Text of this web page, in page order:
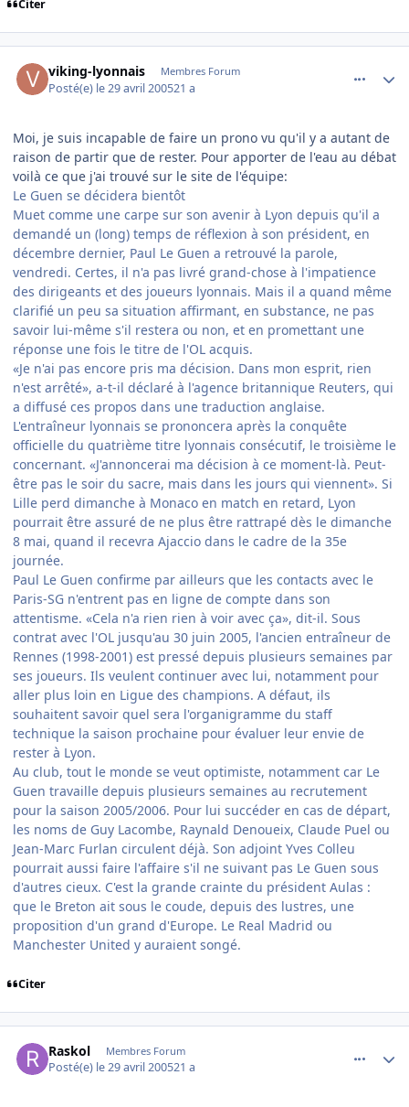
Citer
viking-lyonnais Membres Forum
Posté(e) le 29 avril 200521 a
Moi, je suis incapable de faire un prono vu qu'il y a autant de
raison de partir que de rester. Pour apporter de l'eau au débat
voilà ce que j'ai trouvé sur le site de l'équipe:
Le Guen se décidera bientôt
Muet comme une carpe sur son avenir à Lyon depuis qu'il a
demandé un (long) temps de réflexion à son président, en
décembre dernier, Paul Le Guen a retrouvé la parole,
vendredi. Certes, il n'a pas livré grand-chose à l'impatience
des dirigeants et des joueurs lyonnais. Mais il a quand même
clarifié un peu sa situation affirmant, en substance, ne pas
savoir lui-même s'il restera ou non, et en promettant une
réponse une fois le titre de l'OL acquis.
«Je n'ai pas encore pris ma décision. Dans mon esprit, rien
n'est arrêté», a-t-il déclaré à l'agence britannique Reuters, qui
a diffusé ces propos dans une traduction anglaise.
L'entraîneur lyonnais se prononcera après la conquête
officielle du quatrième titre lyonnais consécutif, le troisième le
concernant. «J'annoncerai ma décision à ce moment-là. Peut-
être pas le soir du sacre, mais dans les jours qui viennent». Si
Lille perd dimanche à Monaco en match en retard, Lyon
pourrait être assuré de ne plus être rattrapé dès le dimanche
8 mai, quand il recevra Ajaccio dans le cadre de la 35e
journée.
Paul Le Guen confirme par ailleurs que les contacts avec le
Paris-SG n'entrent pas en ligne de compte dans son
attentisme. «Cela n'a rien rien à voir avec ça», dit-il. Sous
contrat avec l'OL jusqu'au 30 juin 2005, l'ancien entraîneur de
Rennes (1998-2001) est pressé depuis plusieurs semaines par
ses joueurs. Ils veulent continuer avec lui, notamment pour
aller plus loin en Ligue des champions. A défaut, ils
souhaitent savoir quel sera l'organigramme du staff
technique la saison prochaine pour évaluer leur envie de
rester à Lyon.
Au club, tout le monde se veut optimiste, notamment car Le
Guen travaille depuis plusieurs semaines au recrutement
pour la saison 2005/2006. Pour lui succéder en cas de départ,
les noms de Guy Lacombe, Raynald Denoueix, Claude Puel ou
Jean-Marc Furlan circulent déjà. Son adjoint Yves Colleu
pourrait aussi faire l'affaire s'il ne suivant pas Le Guen sous
d'autres cieux. C'est la grande crainte du président Aulas :
que le Breton ait sous le coude, depuis des lustres, une
proposition d'un grand d'Europe. Le Real Madrid ou
Manchester United y auraient songé.
Citer
Raskol Membres Forum
Posté(e) le 29 avril 200521 a